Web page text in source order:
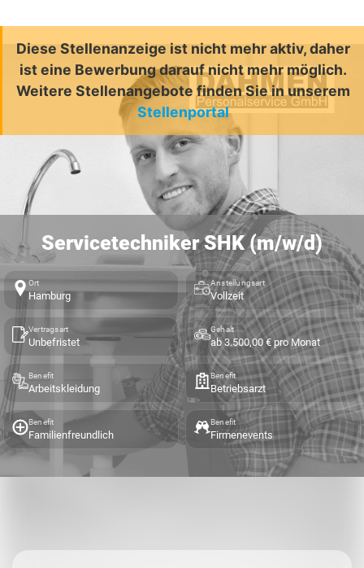
Diese Stellenanzeige ist nicht mehr aktiv, daher
ist eine Bewerbung darauf nicht mehr möglich.
Weitere Stellenangebote finden Sie in unserem
Stellenportal
Servicetechniker SHK (m/w/d)
Ort
Hamburg
Anstellungsart
Vollzeit
Vertragsart
Unbefristet
Gehalt
ab 3.500,00 € pro Monat
Benefit
Arbeitskleidung
Benefit
Betriebsarzt
Benefit
Familienfreundlich
Benefit
Firmenevents